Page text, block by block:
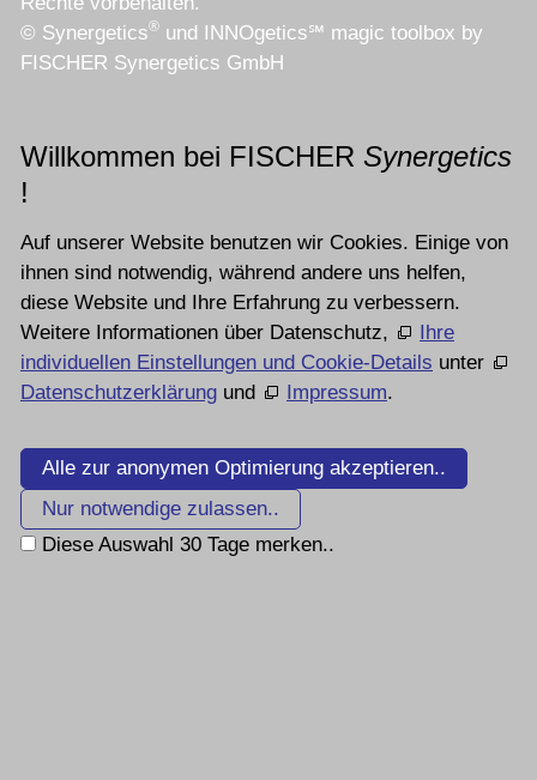
© Synergetics® und INNOgetics℠ magic toolbox by
FISCHER Synergetics GmbH
Willkommen bei FISCHER Synergetics
!
Auf unserer Website benutzen wir Cookies. Einige von
ihnen sind notwendig, während andere uns helfen,
diese Website und Ihre Erfahrung zu verbessern.
Weitere Informationen über Datenschutz,
Ihre
individuellen Einstellungen und Cookie-Details unter
Datenschutzerklärung und Impressum.
Alle zur anonymen Optimierung akzeptieren..
Nur notwendige zulassen..
Diese Auswahl 30 Tage merken..